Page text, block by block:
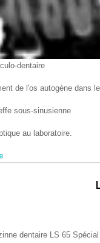
dentaire
de l'os autogène dans
sous-sinusienne
au laboratoire.
dentaire LS 65